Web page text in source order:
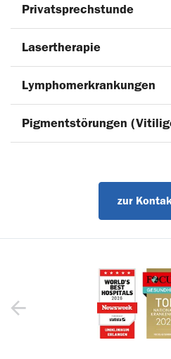
Privatsprechstunde
Lasertherapie
Lymphomerkrankungen
Pigmentstörungen
zur